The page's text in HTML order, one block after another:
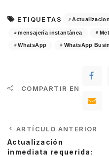
ETIQUETAS
mensajería instantánea
WhatsApp WhatsApp
COMPARTIR EN
ARTÍCULO ANTERIOR
Actualización
inmediata requerida: